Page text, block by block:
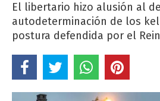
El libertario hizo alusión al
autodeterminación de los
postura defendida por el